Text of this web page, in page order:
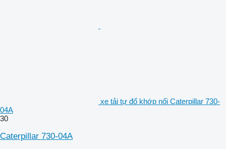
xe tải tự đổ khớp nối Caterpillar 730-
04A
30
Caterpillar 730-04A